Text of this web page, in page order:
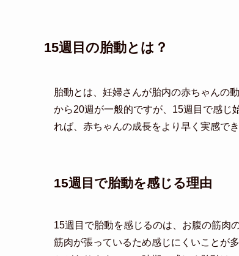
15週目の胎動とは？
胎動とは、妊婦さんが胎内の赤ちゃんの
から20週が一般的ですが、15週目で感じ
れば、赤ちゃんの成長をより早く実感で
15週目で胎動を感じる理由
15週目で胎動を感じるのは、お腹の筋肉
筋肉が張っているため感じにくいことが